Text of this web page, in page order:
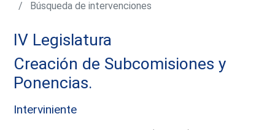
Búsqueda de intervenciones
IV Legislatura
Creación de Subcomisiones y
Ponencias.
Interviniente